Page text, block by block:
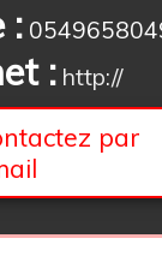
:
: http://
par